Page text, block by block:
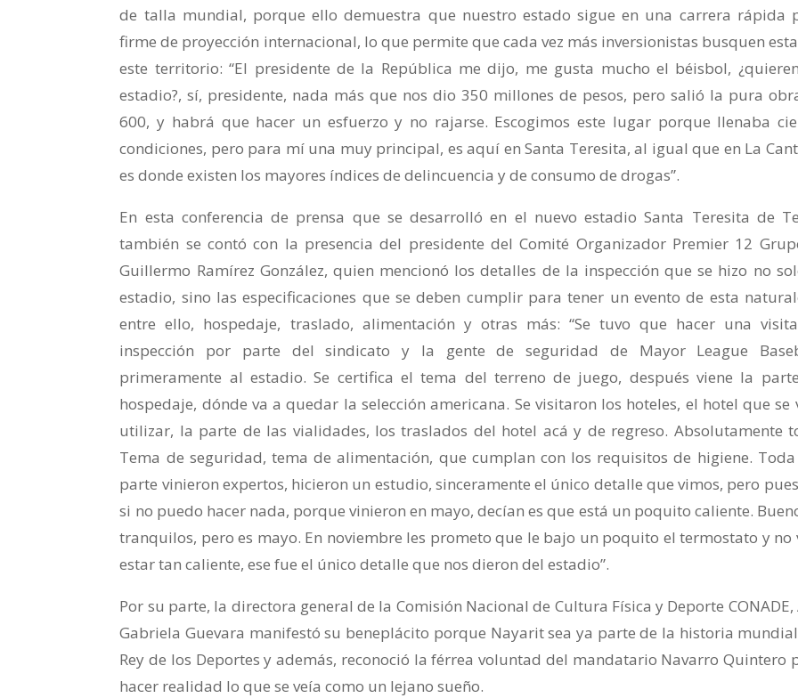
de talla mundial, porque ello demuestra que nuestro estado sigue en una carrera rápida
firme de proyección internacional, lo que permite que cada vez más inversionistas busquen
este territorio: “El presidente de la República me dijo, me gusta mucho el béisbol,
estadio?, sí, presidente, nada más que nos dio 350 millones de pesos, pero salió la pura
600, y habrá que hacer un esfuerzo y no rajarse. Escogimos este lugar porque llenaba
condiciones, pero para mí una muy principal, es aquí en Santa Teresita, al igual que en La
es donde existen los mayores índices de delincuencia y de consumo de drogas”.
En esta conferencia de prensa que se desarrolló en el nuevo estadio Santa Teresita de
también se contó con la presencia del presidente del Comité Organizador Premier 12
Guillermo Ramírez González, quien mencionó los detalles de la inspección que se hizo no
estadio, sino las especificaciones que se deben cumplir para tener un evento de esta
entre ello, hospedaje, traslado, alimentación y otras más: “Se tuvo que hacer una
inspección por parte del sindicato y la gente de seguridad de Mayor League
primeramente al estadio. Se certifica el tema del terreno de juego, después viene la
hospedaje, dónde va a quedar la selección americana. Se visitaron los hoteles, el hotel que se
utilizar, la parte de las vialidades, los traslados del hotel acá y de regreso. Absolutamente
Tema de seguridad, tema de alimentación, que cumplan con los requisitos de higiene. Toda
parte vinieron expertos, hicieron un estudio, sinceramente el único detalle que vimos, pero
si no puedo hacer nada, porque vinieron en mayo, decían es que está un poquito caliente.
tranquilos, pero es mayo. En noviembre les prometo que le bajo un poquito el termostato y no
estar tan caliente, ese fue el único detalle que nos dieron del estadio”.
Por su parte, la directora general de la Comisión Nacional de Cultura Física y Deporte CONADE,
Gabriela Guevara manifestó su beneplácito porque Nayarit sea ya parte de la historia
Rey de los Deportes y además, reconoció la férrea voluntad del mandatario Navarro Quintero
hacer realidad lo que se veía como un lejano sueño.